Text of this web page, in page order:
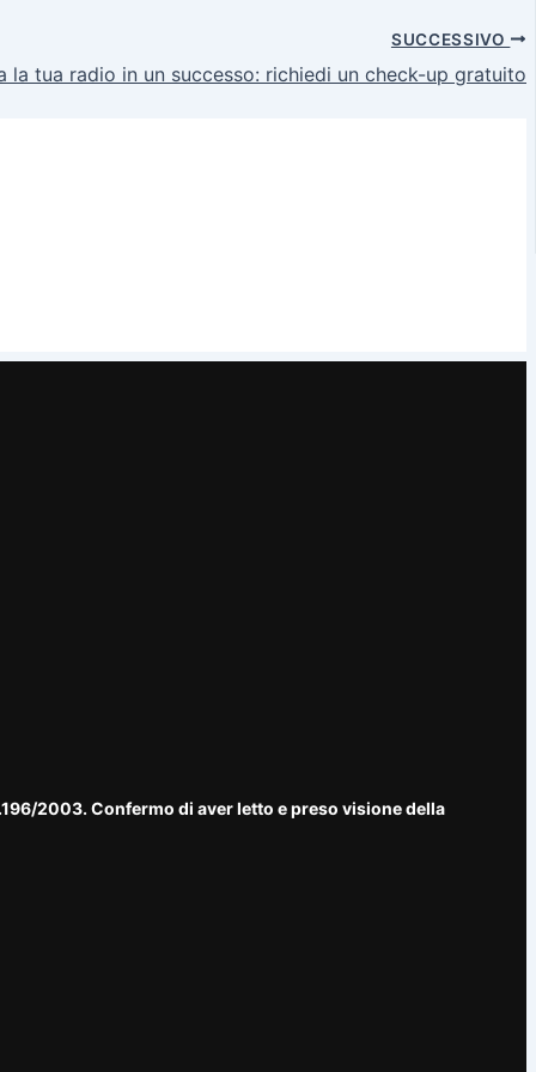
SUCCESSIVO
la tua radio in un successo: richiedi un check-up gratuito
2003. Confermo di aver letto e preso visione della